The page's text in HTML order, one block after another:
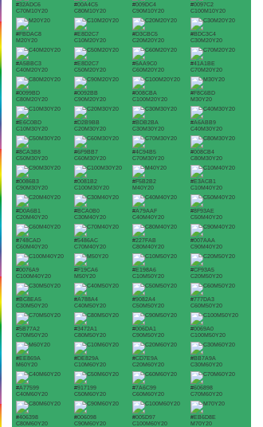
#32ADC6
C70M10Y20
#00A4C5
C80M10Y20
#009DC4
C90M10Y20
#0097C2
C100M10Y20
#FBDAC8
M20Y20
#E8D2C7
C10M20Y20
#D3CBC5
C20M20Y20
#BDC3C4
C30M20Y20
#A5BBC3
C40M20Y20
#E8D2C7
C50M20Y20
#6AA9C0
C60M20Y20
#41A1BE
C70M20Y20
#0099BD
C80M20Y20
#0092BB
C90M20Y20
#008CBA
C100M20Y20
#F8C6BD
M30Y20
#E6C0BD
C10M30Y20
#D2B9BB
C20M30Y20
#BDB2BA
C30M30Y20
#A6ABB9
C40M30Y20
#8CA3B8
C50M30Y20
#6F9BB7
C60M30Y20
#4C94B5
C70M30Y20
#008CB4
C80M30Y20
#0086B3
C90M30Y20
#0081B2
C100M30Y20
#F5B2B2
M40Y20
#E3ACB1
C10M40Y20
#D0A6B1
C20M40Y20
#BCA0B0
C30M40Y20
#A79AAF
C40M40Y20
#8F93AE
C50M40Y20
#748CAD
C60M40Y20
#5486AC
C70M40Y20
#227FAB
C80M40Y20
#007AAA
C90M40Y20
#0076A9
C100M40Y20
#F19CA6
M50Y20
#E198A6
C10M50Y20
#CF93A5
C20M50Y20
#BC8EA5
C30M50Y20
#A788A4
C40M50Y20
#9082A4
C50M50Y20
#777DA3
C60M50Y20
#5B77A2
C70M50Y20
#3472A1
C80M50Y20
#006DA1
C90M50Y20
#0069A0
C100M50Y20
#EE869A
M60Y20
#DE829A
C10M60Y20
#CD7E9A
C20M60Y20
#BB7A9A
C30M60Y20
#A77599
C40M60Y20
#917199
C50M60Y20
#7A6C99
C60M60Y20
#606898
C70M60Y20
#406398
C80M60Y20
#006098
C90M60Y20
#005D97
C100M60Y20
#EB6D8E
M70Y20